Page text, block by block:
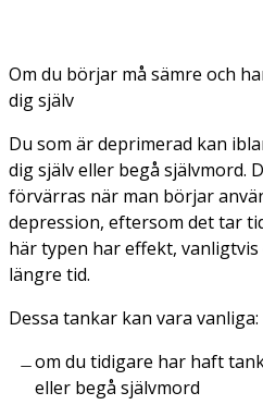
Om du börjar må sämre och
dig själv
Du som är deprimerad kan
dig själv eller begå självmord.
förvärras när man börjar
depression, eftersom det tar
här typen har effekt, vanligtvis
längre tid.
Dessa tankar kan vara vanliga:
om du tidigare har haft
eller begå självmord